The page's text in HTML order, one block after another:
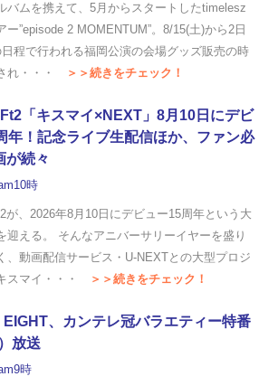
バムを携えて、5月からスタートしたtimelesz
ー”episode 2 MOMENTUM”。8/15(土)から2日
日程で行われる福岡公演の会場グッズ販売の時
れ・・・
＞＞続きをチェック！
「キスマイ×NEXT」8月10日にデビ
年！記念ライブ生配信ほか、ファン必
が続々
時
が、2026年8月10日にデビュー15周年という大
迎える。 そんなアニバーサリーイヤーを盛り
、動画配信サービス・U-NEXTとの大型プロジ
スマイ・・・
＞＞続きをチェック！
、カンテレ冠バラエティー特番
放送
時